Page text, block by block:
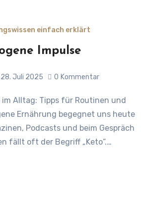
einfach erklärt
Impulse
28. Juli 2025 0 Kommentar
Ernährung begegnet uns heute
Podcasts und beim Gespräch
fällt oft der Begriff „Keto“.…